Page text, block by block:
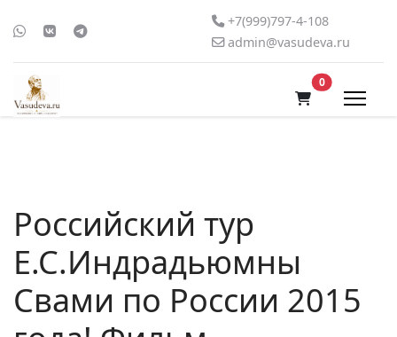
+7(999)797-4-108
admin@vasudeva.ru
0В корзину
Российский тур
Е.С.Индрадьюмны
Свами по России 2015